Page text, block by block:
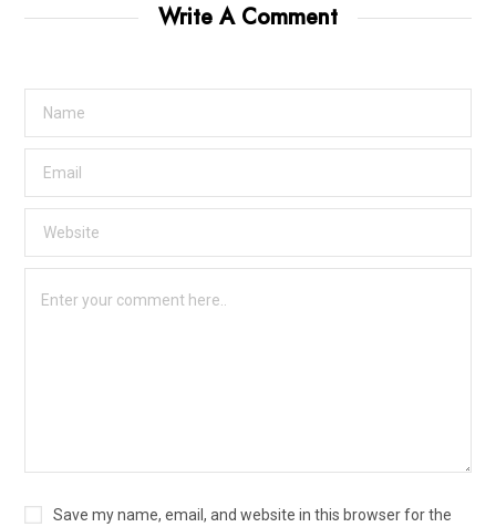
Write A Comment
Save my name, email, and website in this browser for the